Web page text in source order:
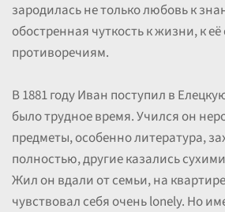
зародилась не только любовь к
обостренная чуткость к жизни, к
противоречиям.
В 1881 году Иван поступил в
было трудное время. Учился он
предметы, особенно литература,
полностью, другие казались
Жил он вдали от семьи, на
чувствовал себя очень lonely. Но